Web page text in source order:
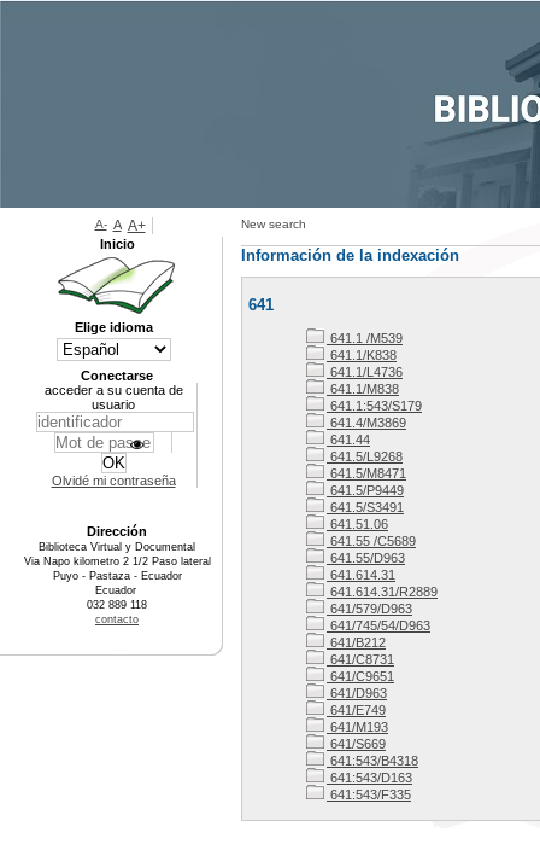
New search
Información de la indexación
641
641.1 /M539
641.1/K838
641.1/L4736
641.1/M838
641.1:543/S179
641.4/M3869
641.44
641.5/L9268
641.5/M8471
641.5/P9449
641.5/S3491
641.51.06
641.55 /C5689
641.55/D963
641.614.31
641.614.31/R2889
641/579/D963
641/745/54/D963
641/B212
641/C8731
641/C9651
641/D963
641/E749
641/M193
641/S669
641:543/B4318
641:543/D163
641:543/F335
A- A A+
Inicio
Elige idioma
Conectarse
acceder a su cuenta de
usuario
Olvidé mi contraseña
Dirección
Biblioteca Virtual y Documental
Via Napo kilometro 2 1/2 Paso lateral
Puyo - Pastaza - Ecuador
Ecuador
032 889 118
contacto